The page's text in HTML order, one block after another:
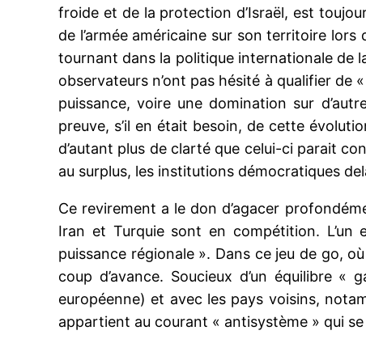
froide et de la protection d’Israël, est
de l’armée américaine sur son territoire
tournant dans la politique internationale de
observateurs n’ont pas hésité à qualifier de
puissance, voire une domination sur
preuve, s’il en était besoin, de cette
d’autant plus de clarté que celui-ci parait
au surplus, les institutions démocratiques
Ce revirement a le don d’agacer
Iran et Turquie sont en compétition.
puissance régionale ». Dans ce jeu de go,
coup d’avance. Soucieux d’un équilibre
européenne) et avec les pays voisins,
appartient au courant « antisystème » qui se